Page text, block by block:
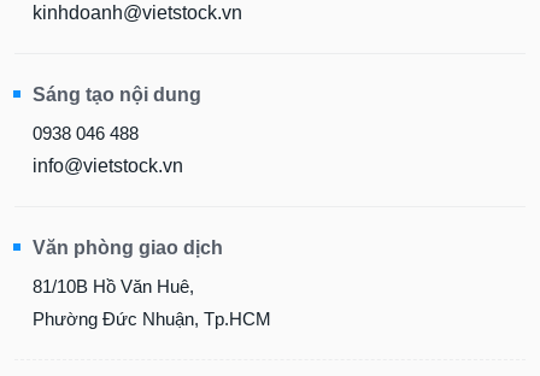
kinhdoanh@vietstock.vn
Sáng tạo nội dung
0938 046 488
info@vietstock.vn
Văn phòng giao dịch
81/10B Hồ Văn Huê,
Phường Đức Nhuận, Tp.HCM